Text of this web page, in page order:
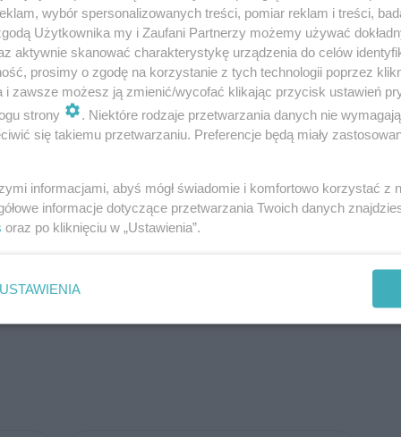
9 korytarz 8,6 m
10 garderoba 3,1 m2
11 pokój dzienny 34,3 m2
12 kuchnia
Razem 126,2 m2
14 garaż
wybór spersonalizowanych treści, pomiar reklam i treści,
Użytkownika my i Zaufani Partnerzy możemy używać
aktywnie skanować charakterystykę urządzenia do celów
prosimy o zgodę na korzystanie z tych technologii poprzez
i zawsze możesz ją zmienić/wycofać klikając przycisk ustawień
strony
. Niektóre rodzaje przetwarzania danych nie
się takiemu przetwarzaniu. Preferencje będą miały
informacjami, abyś mógł świadomie i komfortowo korzystać z
informacje dotyczące przetwarzania Twoich danych
oraz po kliknięciu w „Ustawienia”.
USTAWIENIA